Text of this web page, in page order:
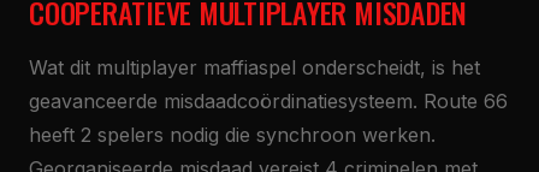
COÖPERATIEVE MULTIPLAYER MISDADEN
Wat dit multiplayer maffiaspel onderscheidt, is het
geavanceerde misdaadcoördinatiesysteem. Route 66
heeft 2 spelers nodig die synchroon werken.